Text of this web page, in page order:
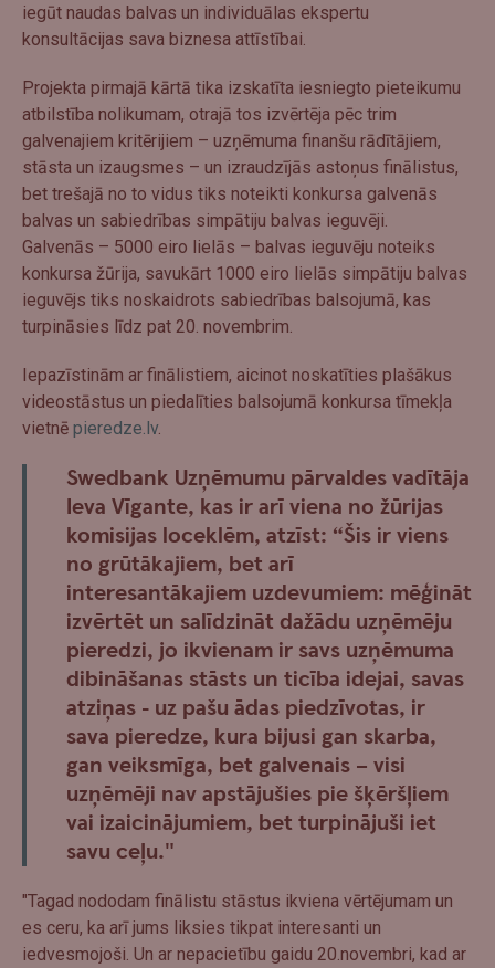
iegūt naudas balvas un individuālas ekspertu
konsultācijas sava biznesa attīstībai.
Projekta pirmajā kārtā tika izskatīta iesniegto pieteikumu
atbilstība nolikumam, otrajā tos izvērtēja pēc trim
galvenajiem kritērijiem – uzņēmuma finanšu rādītājiem,
stāsta un izaugsmes – un izraudzījās astoņus finālistus,
bet trešajā no to vidus tiks noteikti konkursa galvenās
balvas un sabiedrības simpātiju balvas ieguvēji.
Galvenās – 5000 eiro lielās – balvas ieguvēju noteiks
konkursa žūrija, savukārt 1000 eiro lielās simpātiju balvas
ieguvējs tiks noskaidrots sabiedrības balsojumā, kas
turpināsies līdz pat 20. novembrim.
Iepazīstinām ar finālistiem, aicinot noskatīties plašākus
videostāstus un piedalīties balsojumā konkursa tīmekļa
vietnē pieredze.lv.
Swedbank Uzņēmumu pārvaldes vadītāja
Ieva Vīgante, kas ir arī viena no žūrijas
komisijas loceklēm, atzīst: “Šis ir viens
no grūtākajiem, bet arī
interesantākajiem uzdevumiem: mēģināt
izvērtēt un salīdzināt dažādu uzņēmēju
pieredzi, jo ikvienam ir savs uzņēmuma
dibināšanas stāsts un ticība idejai, savas
atziņas - uz pašu ādas piedzīvotas, ir
sava pieredze, kura bijusi gan skarba,
gan veiksmīga, bet galvenais – visi
uzņēmēji nav apstājušies pie šķēršļiem
vai izaicinājumiem, bet turpinājuši iet
savu ceļu."
"Tagad nododam finālistu stāstus ikviena vērtējumam un
es ceru, ka arī jums liksies tikpat interesanti un
iedvesmojoši. Un ar nepacietību gaidu 20.novembri, kad ar